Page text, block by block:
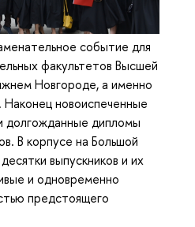
событие для
факультетов Высшей
Новгороде, а именно
Наконец новоиспеченные
долгожданные дипломы
В корпусе на Большой
выпускников и их
и одновременно
предстоящего